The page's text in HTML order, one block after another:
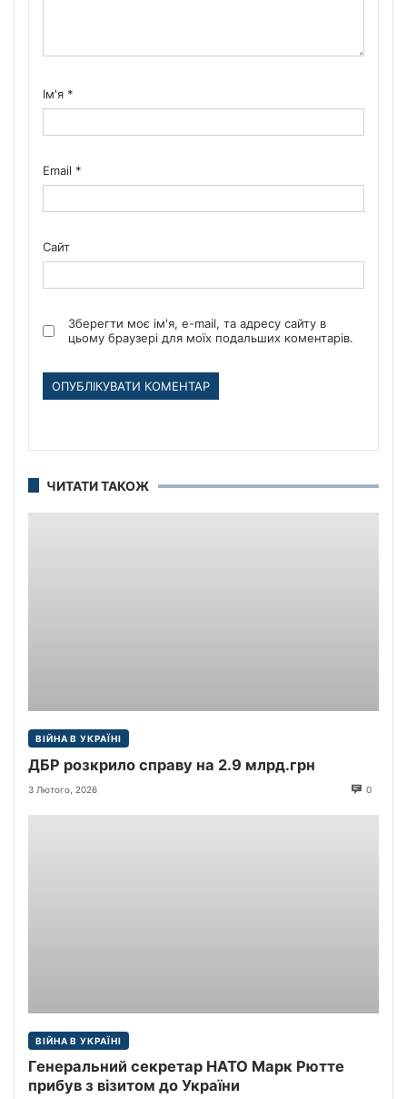
Ім'я *
Email *
Сайт
Зберегти моє ім'я, e-mail, та адресу сайту в
цьому браузері для моїх подальших коментарів.
ЧИТАТИ ТАКОЖ
ВІЙНА В УКРАЇНІ
ДБР розкрило справу на 2.9 млрд.грн
3 Лютого, 2026 0
ВІЙНА В УКРАЇНІ
Генеральний секретар НАТО Марк Рютте
прибув з візитом до України